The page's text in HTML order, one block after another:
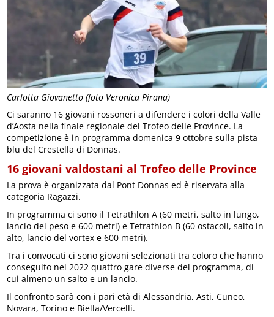
Carlotta Giovanetto (foto Veronica Pirana)
Ci saranno 16 giovani rossoneri a difendere i colori della Valle
d’Aosta nella finale regionale del Trofeo delle Province. La
competizione è in programma domenica 9 ottobre sulla pista
blu del Crestella di Donnas.
16 giovani valdostani al Trofeo delle Province
La prova è organizzata dal Pont Donnas ed è riservata alla
categoria Ragazzi.
In programma ci sono il Tetrathlon A (60 metri, salto in lungo,
lancio del peso e 600 metri) e Tetrathlon B (60 ostacoli, salto in
alto, lancio del vortex e 600 metri).
Tra i convocati ci sono giovani selezionati tra coloro che hanno
conseguito nel 2022 quattro gare diverse del programma, di
cui almeno un salto e un lancio.
Il confronto sarà con i pari età di Alessandria, Asti, Cuneo,
Novara, Torino e Biella/Vercelli.